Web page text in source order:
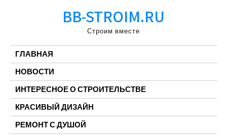
BB-STROIM.RU
Строим вместе
ГЛАВНАЯ
НОВОСТИ
ИНТЕРЕСНОЕ О СТРОИТЕЛЬСТВЕ
КРАСИВЫЙ ДИЗАЙН
РЕМОНТ С ДУШОЙ